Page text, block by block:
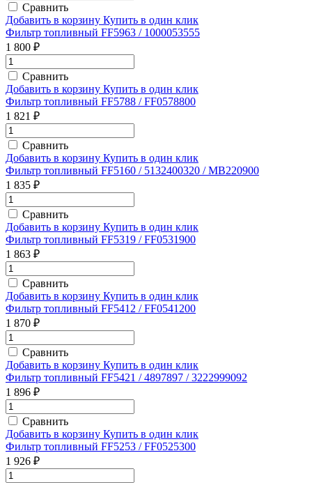
Сравнить
Добавить в корзину Купить в один клик
Фильтр топливный FF5963 / 1000053555
1 800 ₽
Сравнить
Добавить в корзину Купить в один клик
Фильтр топливный FF5788 / FF0578800
1 821 ₽
Сравнить
Добавить в корзину Купить в один клик
Фильтр топливный FF5160 / 5132400320 / MB220900
1 835 ₽
Сравнить
Добавить в корзину Купить в один клик
Фильтр топливный FF5319 / FF0531900
1 863 ₽
Сравнить
Добавить в корзину Купить в один клик
Фильтр топливный FF5412 / FF0541200
1 870 ₽
Сравнить
Добавить в корзину Купить в один клик
Фильтр топливный FF5421 / 4897897 / 3222999092
1 896 ₽
Сравнить
Добавить в корзину Купить в один клик
Фильтр топливный FF5253 / FF0525300
1 926 ₽